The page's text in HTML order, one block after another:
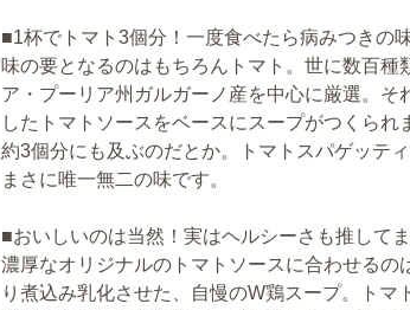
■1杯でトマト3個分！一度食べたら病みつきの
味の要となるのはもちろんトマト。世に数百
ア・プーリア州ガルガーノ産を中心に厳選。
したトマトソースをベースにスープがつくら
約3個分にも及ぶのだとか。トマトスパゲッテ
まさに唯一無二の味です。
■おいしいのは当然！実はヘルシーさも推して
濃厚なオリジナルのトマトソースに合わせる
り煮込み乳化させた、自慢のW鶏スープ。ト